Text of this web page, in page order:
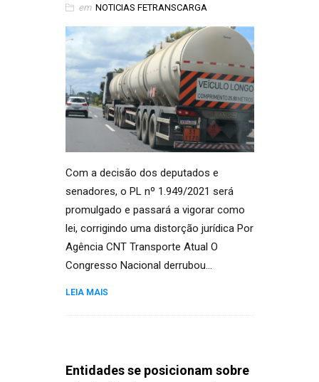
em NOTICIAS FETRANSCARGA
Com a decisão dos deputados e
senadores, o PL nº 1.949/2021 será
promulgado e passará a vigorar como
lei, corrigindo uma distorção jurídica Por
Agência CNT Transporte Atual O
Congresso Nacional derrubou…
LEIA MAIS
Entidades se posicionam sobre